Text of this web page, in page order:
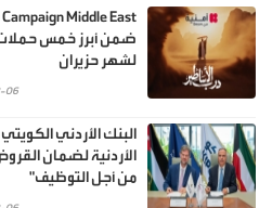
ضمن أبرز خمس حملات
لشهر حزيران
06
البنك الأردني
الأردنية لضمان
من أجل التوظيف"